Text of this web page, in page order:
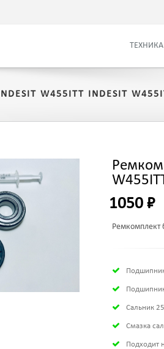
ТЕХНИКА
W455ITT INDESIT
1050 ₽
Ремкомплект
Сальник
Смазка
Подходит